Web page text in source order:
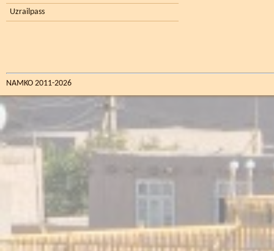
Uzrailpass
NAMKO 2011-2026